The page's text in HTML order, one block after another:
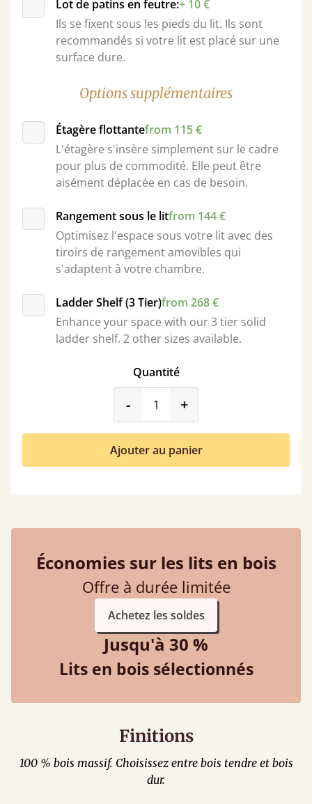
Lot de patins en feutre:+ 10 €
Ils se fixent sous les pieds du lit. Ils sont
recommandés si votre lit est placé sur une
surface dure.
Options supplémentaires
Étagère flottantefrom 115 €
L'étagère s'insère simplement sur le cadre
pour plus de commodité. Elle peut être
aisément déplacée en cas de besoin.
Rangement sous le litfrom 144 €
Optimisez l'espace sous votre lit avec des
tiroirs de rangement amovibles qui
s'adaptent à votre chambre.
Ladder Shelf (3 Tier)from 268 €
Enhance your space with our 3 tier solid
ladder shelf. 2 other sizes available.
Quantité
-product_form.decrease
+
Ajouter au panier
Économies sur les lits en bois
Offre à durée limitée
Achetez les soldes
Jusqu'à 30 %
Lits en bois sélectionnés
Finitions
100 % bois massif. Choisissez entre bois tendre et bois
dur.